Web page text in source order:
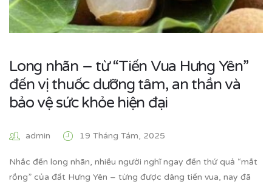
Long nhãn – từ “Tiến Vua Hưng Yên”
đến vị thuốc dưỡng tâm, an thần và
bảo vệ sức khỏe hiện đại
admin 19 Tháng Tám, 2025
Nhắc đến long nhãn, nhiều người nghĩ ngay đến thứ quả “mắt
rồng” của đất Hưng Yên – từng được dâng tiến vua, nay đã